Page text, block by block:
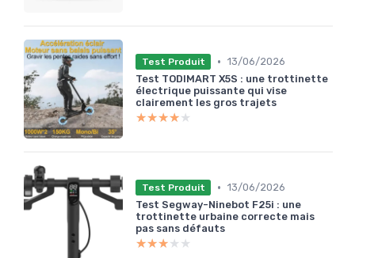
Test Produit • 13/06/2026
Test TODIMART X5S : une trottinette
électrique puissante qui vise
clairement les gros trajets
★★★★★
★★★★★
Test Produit • 13/06/2026
Test Segway-Ninebot F25i : une
trottinette urbaine correcte mais
pas sans défauts
★★★★★
★★★★★